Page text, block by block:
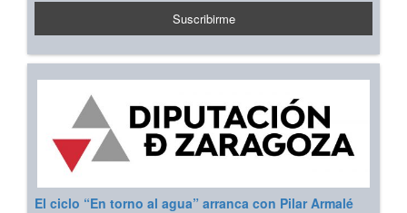
El ciclo “En torno al agua” arranca con Pilar Armalé